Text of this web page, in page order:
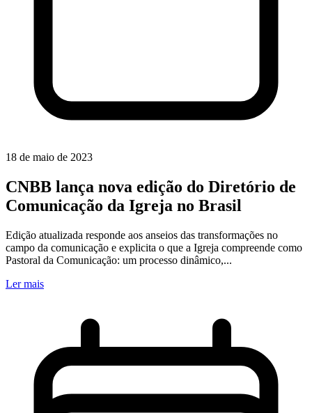
18 de maio de 2023
CNBB lança nova edição do Diretório de
Comunicação da Igreja no Brasil
Edição atualizada responde aos anseios das transformações no
campo da comunicação e explicita o que a Igreja compreende como
Pastoral da Comunicação: um processo dinâmico,...
Ler mais